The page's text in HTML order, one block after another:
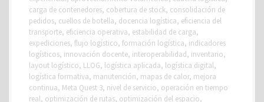
carga de contenedores, cobertura de stock, consolidación de
pedidos, cuellos de botella, docencia logística, eficiencia del
transporte, eficiencia operativa, estabilidad de carga,
expediciones, flujo logístico, formación logística, indicadores
logísticos, innovación docente, interoperabilidad, inventario,
layout logístico, LLOG, logística aplicada, logística digital,
logística formativa, manutención, mapas de calor, mejora
continua, Meta Quest 3, nivel de servicio, operación en tiempo
real, optimización de rutas, optimización del espacio,